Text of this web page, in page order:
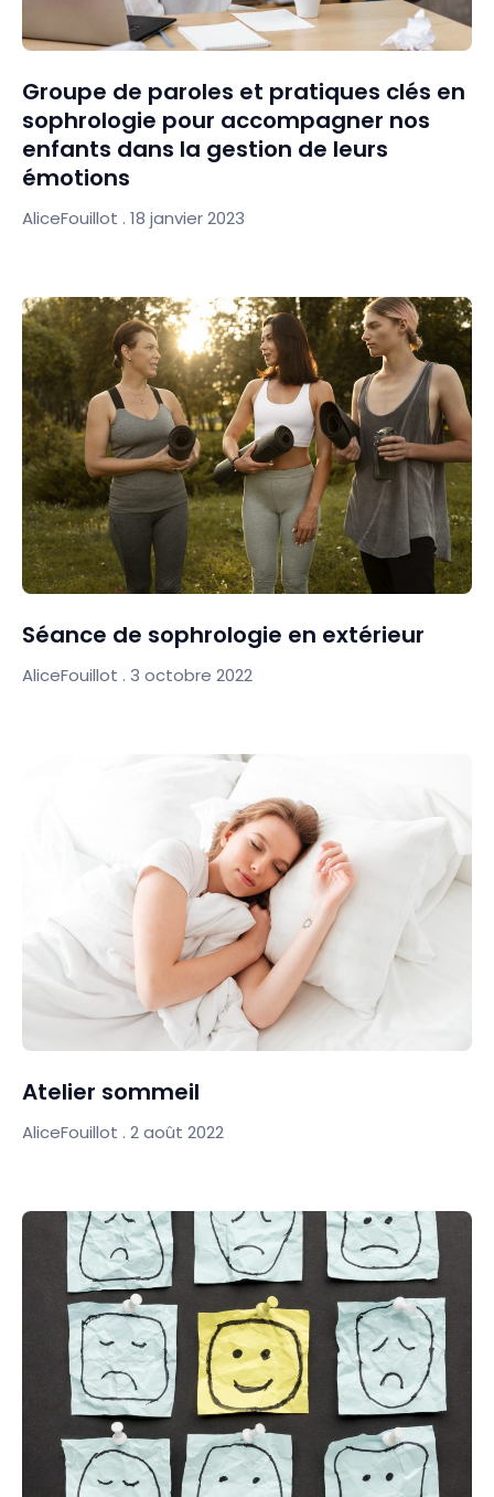
Groupe de paroles et pratiques clés en
sophrologie pour accompagner nos
enfants dans la gestion de leurs
émotions
AliceFouillot 18 janvier 2023
Séance de sophrologie en extérieur
AliceFouillot 3 octobre 2022
Atelier sommeil
AliceFouillot 2 août 2022